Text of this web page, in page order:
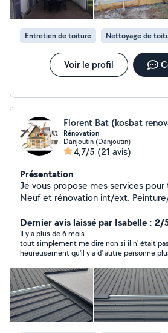
Entretien de toiture Nettoyage de
Voir le profil
Florent Bat (kosbat
Rénovation
Danjoutin (Danjoutin)
4,7/5 (21 avis)
Présentation
Je vous propose mes services
Neuf et rénovation int/ext.
couverture zinguerie remplacement tuile Travail soigné
et propre Zéro sept, soixante et
vingt neuf Zéro un
Dernier avis laissé par Isabelle : 2/
Il y a plus de 6 mois
tout simplement me dire non si il n' était
heureusement qu'il y a d' autre personne